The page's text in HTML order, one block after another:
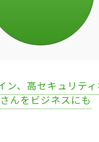
ン、高セキュリテ
んをビジネスにも